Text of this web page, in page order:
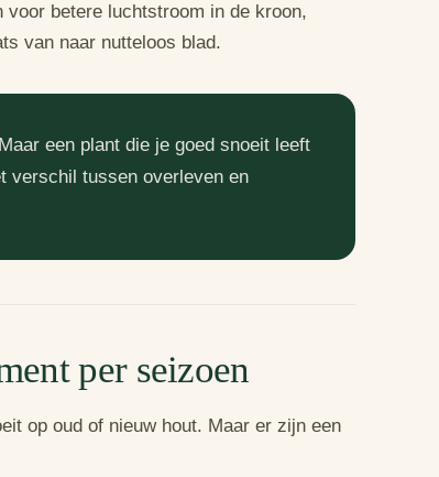
voor betere luchtstroom in de kroon,
van naar nutteloos blad.
een plant die je goed snoeit leeft
verschil tussen overleven en
per seizoen
op oud of nieuw hout. Maar er zijn een